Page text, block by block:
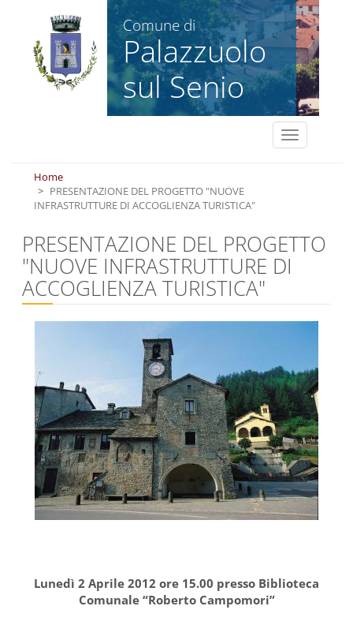
Salta al contenuto principale
Comune di
Palazzuolo
sul Senio
Toggle
navigation
Home
PRESENTAZIONE DEL PROGETTO "NUOVE
INFRASTRUTTURE DI ACCOGLIENZA TURISTICA"
PRESENTAZIONE DEL PROGETTO
"NUOVE INFRASTRUTTURE DI
ACCOGLIENZA TURISTICA"
Lunedì 2 Aprile 2012 ore 15.00 presso Biblioteca
Comunale “Roberto Campomori”